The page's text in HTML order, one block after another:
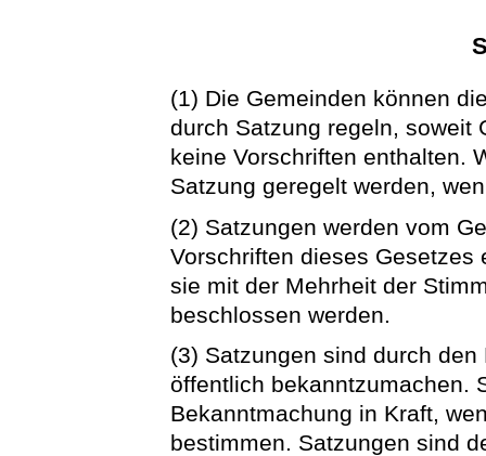
(1) Die Gemeinden können
durch Satzung regeln, soweit
keine Vorschriften enthalten.
Satzung geregelt werden,
(2) Satzungen werden vom
Vorschriften dieses
sie mit der Mehrheit der
beschlossen werden.
(3) Satzungen sind durch
öffentlich bekanntzumachen.
Bekanntmachung in Kraft,
bestimmen. Satzungen sind